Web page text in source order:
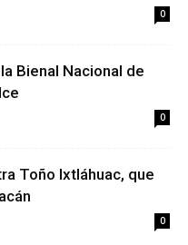
0
Bienal Nacional de
0
Toño Ixtláhuac, que
0